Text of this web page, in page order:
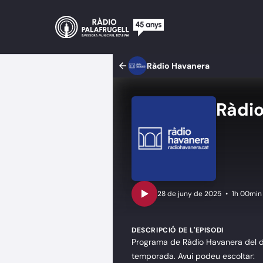
Ràdio Havanera
• 1h
DESCRIPCIÓ DE L'EPISODI
Programa de Ràdio Havanera
temporada. Avui podeu escoltar: